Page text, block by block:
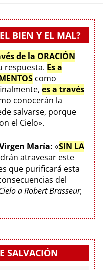
BIEN Y EL MAL?
de la ORACIÓN
respuesta. Es a
como
es a través
conocerán la
salvarse, porque
el Cielo».
María: «SIN LA
atravesar este
que purificará esta
del
a Robert Brasseur,
SALVACIÓN